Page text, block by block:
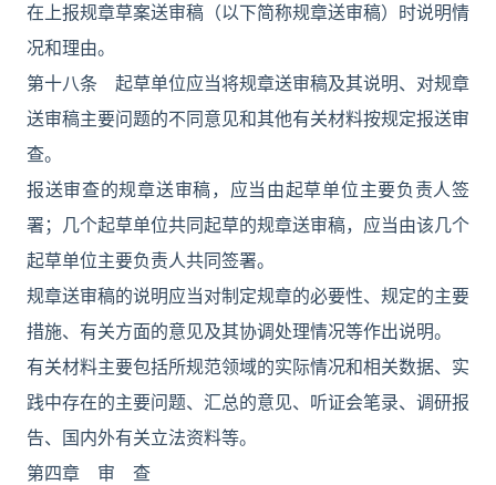
在上报规章草案送审稿（以下简称规章送审稿）时说明情
况和理由。
第十八条 起草单位应当将规章送审稿及其说明、对规章
送审稿主要问题的不同意见和其他有关材料按规定报送审
查。
报送审查的规章送审稿，应当由起草单位主要负责人签
署；几个起草单位共同起草的规章送审稿，应当由该几个
起草单位主要负责人共同签署。
规章送审稿的说明应当对制定规章的必要性、规定的主要
措施、有关方面的意见及其协调处理情况等作出说明。
有关材料主要包括所规范领域的实际情况和相关数据、实
践中存在的主要问题、汇总的意见、听证会笔录、调研报
告、国内外有关立法资料等。
第四章 审 查